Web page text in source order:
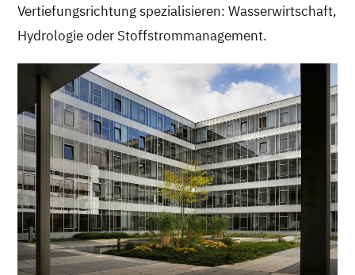
Vertiefungsrichtung spezialisieren: Wasserwirtschaft,
Hydrologie oder Stoffstrommanagement.